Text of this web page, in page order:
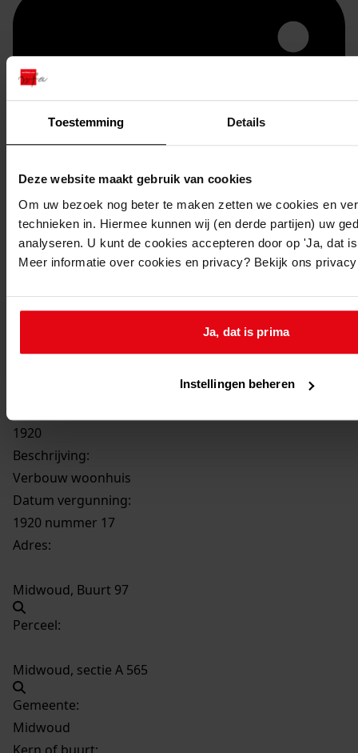
Toestemming Details
Deze website maakt gebruik van cookies
Om uw bezoek nog beter te maken zetten we cookies en
technieken in. Hiermee kunnen wij (en derde partijen) uw
analyseren. U kunt de cookies accepteren door op 'Ja, dat
Meer informatie over cookies en privacy? Bekijk ons
Ja, dat is prima
Instellingen beheren
Printen
duurzaam webadres
Bouwvergunningen uit toegang 0822
Verbouw woonhuis, 1920
1920
Beschrijving:
Verbouw woonhuis
Datum vergunning:
1920 nummer 17
Adres:
Midwoud, Buurt 97
Perceel:
Midwoud, sectie A 565
Gemeente:
Midwoud